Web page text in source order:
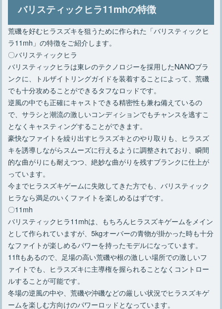
バリスティックヒラ11mhの特徴
荒磯を好むヒラスズキを狙うために作られた「バリスティックヒ
ラ11mh」の特徴をご紹介します。
〇バリスティックヒラ
バリスティックヒラは東レのテクノロジーを採用したNANOブラ
ンクに、トルザイトリングガイドを装着することによって、荒磯
でも十分攻めることができるタフなロッドです。
逆風の中でも正確にキャストできる精密性も兼ね備えているの
で、サラシと潮流の激しいコンディションでもチャンスを逃すこ
となくキャスティングすることができます。
豪快なファイトを繰り出すヒラスズキとのやり取りも、ヒラスズ
キを誘導しながらスムーズに行えるように調整されており、瞬間
的な曲がりにも耐えつつ、絶妙な曲がりを残すブランクに仕上が
っています。
今までヒラスズキゲームに失敗してきた方でも、バリスティック
ヒラなら満足のいくファイトを楽しめるはずです。
〇11mh
バリスティックヒラ11mhは、もちろんヒラスズキゲームをメイン
として作られていますが、5kgオーバーの青物が掛かった時も十分
なファイトが楽しめるパワーを持ったモデルになっています。
11ftもあるので、足場の高い荒磯や根の激しい場所での激しいフ
ァイトでも、ヒラスズキに主導権を握られることなくコントロー
ルすることが可能です。
冬場の逆風の中や、荒磯や沖磯などの厳しい状況でヒラスズキゲ
ームを楽しむ方向けのパワーロッドとなっています。